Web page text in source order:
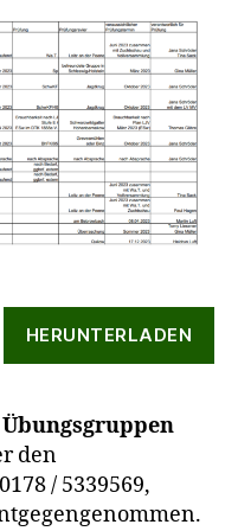
HERUNTERLADEN
den
/ 5339569,